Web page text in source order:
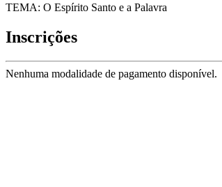
TEMA: O Espírito Santo e a Palavra
Inscrições
Nenhuma modalidade de pagamento disponível.